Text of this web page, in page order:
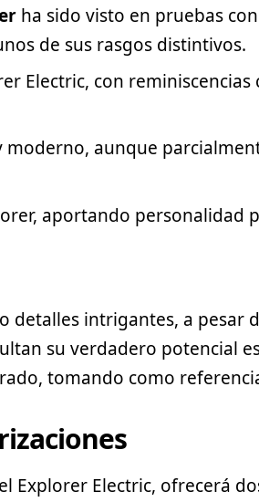
ha sido visto en pruebas
de sus rasgos distintivos.
Electric, con reminiscencias
moderno, aunque
aportando personalidad
detalles intrigantes, a pesar
su verdadero potencial
tomando como
Explorer Electric, ofrecerá